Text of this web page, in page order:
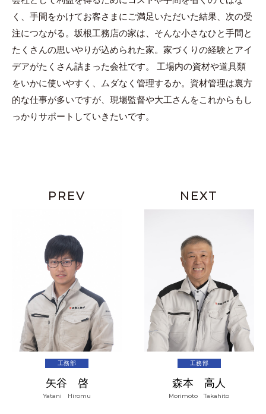
く、手間をかけてお客さまにご満足いただいた結果、次の受
注につながる。坂根工務店の家は、そんな小さなひと手間と
たくさんの思いやりが込められた家。家づくりの経験とアイ
デアがたくさん詰まった会社です。 工場内の資材や道具類
をいかに使いやすく、ムダなく管理するか。資材管理は裏方
的な仕事が多いですが、現場監督や大工さんをこれからもし
っかりサポートしていきたいです。
PREV
工務部
矢谷 啓
Yatani Hiromu
NEXT
工務部
森本 高人
Morimoto Takahito